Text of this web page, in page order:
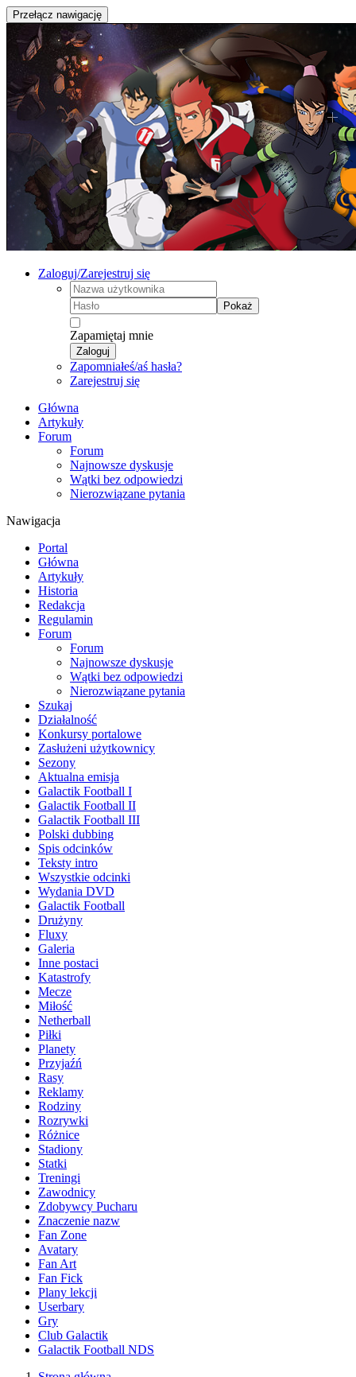
Przełącz nawigację
Zaloguj/Zarejestruj się
Pokaż
Zapamiętaj mnie
Zaloguj
Zapomniałeś/aś hasła?
Zarejestruj się
Główna
Artykuły
Forum
Forum
Najnowsze dyskusje
Wątki bez odpowiedzi
Nierozwiązane pytania
Nawigacja
Portal
Główna
Artykuły
Historia
Redakcja
Regulamin
Forum
Forum
Najnowsze dyskusje
Wątki bez odpowiedzi
Nierozwiązane pytania
Szukaj
Działalność
Konkursy portalowe
Zasłużeni użytkownicy
Sezony
Aktualna emisja
Galactik Football I
Galactik Football II
Galactik Football III
Polski dubbing
Spis odcinków
Teksty intro
Wszystkie odcinki
Wydania DVD
Galactik Football
Drużyny
Fluxy
Galeria
Inne postaci
Katastrofy
Mecze
Miłość
Netherball
Piłki
Planety
Przyjaźń
Rasy
Reklamy
Rodziny
Rozrywki
Różnice
Stadiony
Statki
Treningi
Zawodnicy
Zdobywcy Pucharu
Znaczenie nazw
Fan Zone
Avatary
Fan Art
Fan Fick
Plany lekcji
Userbary
Gry
Club Galactik
Galactik Football NDS